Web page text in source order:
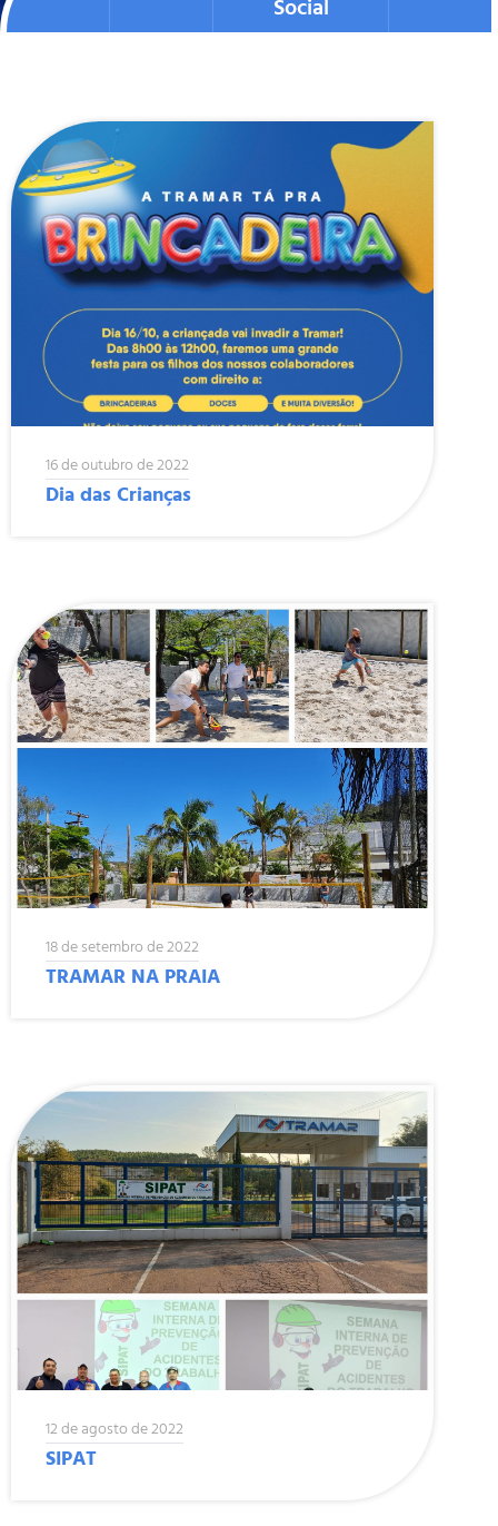
Formatos aceitos: .pdf ,
Formatos aceitos para
Social
16 de outubro de 2022
Dia das Crianças
18 de setembro de 2022
TRAMAR NA PRAIA
12 de agosto de 2022
SIPAT